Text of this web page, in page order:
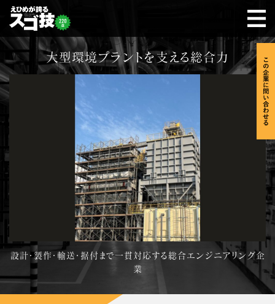
大型環境プラントを支える総合力
設計・製作・輸送・据付まで一貫対応する総合エンジニアリング企
業